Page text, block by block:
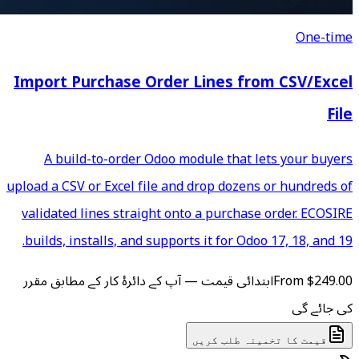
Import Purchase Order
A build-to-order Odoo
upload a CSV or Excel file and
validated lines straight onto
builds, installs, and
آپ کے دائرۂ کار کے مطابق مقرر